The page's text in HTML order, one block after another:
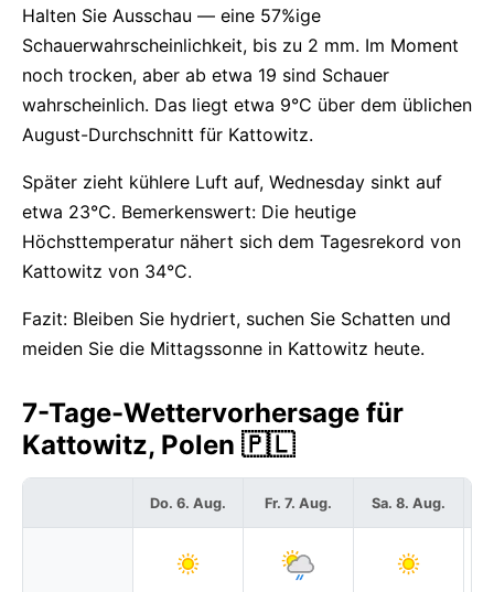
Halten Sie Ausschau — eine 57%ige
Schauerwahrscheinlichkeit, bis zu 2 mm. Im Moment
noch trocken, aber ab etwa 19 sind Schauer
wahrscheinlich. Das liegt etwa 9°C über dem üblichen
August-Durchschnitt für Kattowitz.
Später zieht kühlere Luft auf, Wednesday sinkt auf
etwa 23°C. Bemerkenswert: Die heutige
Höchsttemperatur nähert sich dem Tagesrekord von
Kattowitz von 34°C.
Fazit: Bleiben Sie hydriert, suchen Sie Schatten und
meiden Sie die Mittagssonne in Kattowitz heute.
7-Tage-Wettervorhersage für
Kattowitz, Polen 🇵🇱
Do. 6. Aug. Fr. 7. Aug. Sa. 8. Aug.